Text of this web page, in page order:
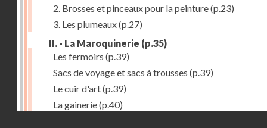
2. Brosses et pinceaux pour la peinture(p.23)
3. Les plumeaux(p.27)
II. - La Maroquinerie (p.35)
Les fermoirs (p.39)
Sacs de voyage et sacs à trousses (p.39)
Le cuir d'art(p.39)
La gainerie(p.40)